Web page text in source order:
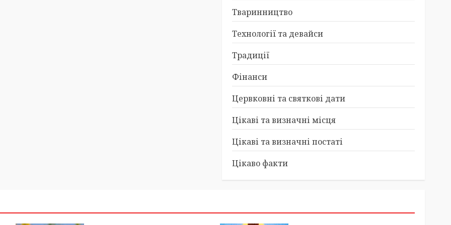
Тваринництво
Технології та девайси
Традиції
Фінанси
Цервковні та святкові дати
Цікаві та визначні місця
Цікаві та визначні постаті
Цікаво факти